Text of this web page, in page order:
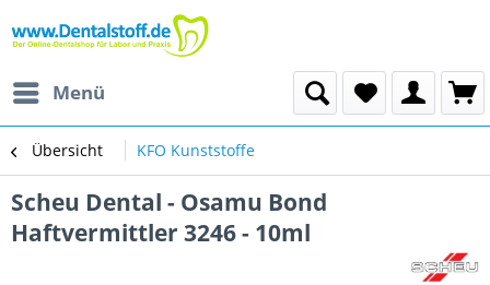
Menü
Übersicht KFO Kunststoffe
Scheu Dental - Osamu Bond
Haftvermittler 3246 - 10ml